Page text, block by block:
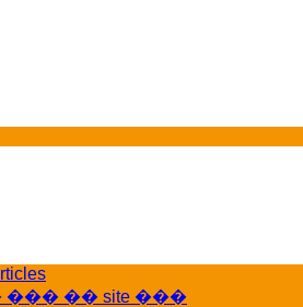
��� �� site ���